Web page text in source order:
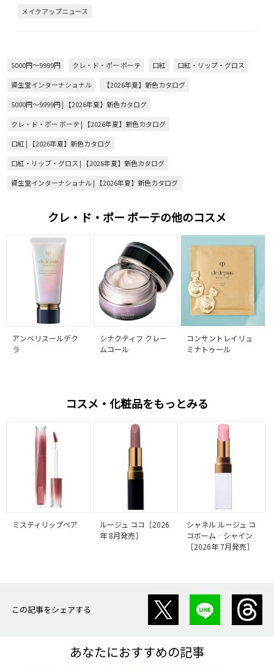
メイクアップニュース
5000円～9999円 クレ・ド・ポー ボーテ 口紅
口紅・リップ・グロス
資生堂インターナショナル
【2026年夏】新色カタログ
5000円～9999円 | 【2026年夏】新色カタログ
クレ・ド・ポー ボーテ | 【2026年夏】新色カタログ
口紅 | 【2026年夏】新色カタログ
口紅・リップ・グロス | 【2026年夏】新色カタログ
資生堂インターナショナル | 【2026年夏】新色カタログ
クレ・ド・ポー ボーテの他のコスメ
アンベリスールデク
ラ
シナクティフ クレー
ムコール
コンサントレイリュ
ミナトゥール
コスメ・化粧品をもっとみる
ミスティリップベア
ルージュ ココ［2026
年 8月発売］
シャネル ルージュ コ
コボーム‐シャイン
［2026年 7月発売］
この記事をシェアする
あなたにおすすめの記事